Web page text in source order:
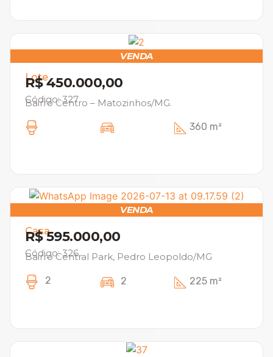
VENDA
Lote
R$ 450.000,00
Código: 327
Bairro Centro – Matozinhos/MG.
360 m²
VENDA
Casa
R$ 595.000,00
Código: 326
Bairro Central Park, Pedro Leopoldo/MG
2 2 225 m²